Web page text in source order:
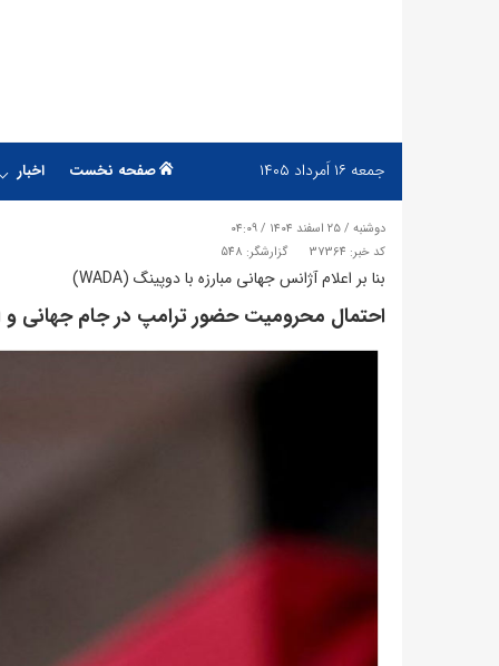
جمعه ۱۶ اَمرداد ۱۴۰۵ صفحه نخست اخبار
دوشنبه / ۲۵ اسفند ۱۴۰۴ / ۰۴:۰۹
کد خبر: 37364
گزارشگر: 548
بنا بر اعلام آژانس جهانی مبارزه با دوپینگ (WADA)
​احتمال محرومیت حضور ترامپ در جام جهانی و